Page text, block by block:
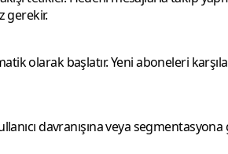
gerekir.
olarak başlatır. Yeni aboneleri
davranışına veya